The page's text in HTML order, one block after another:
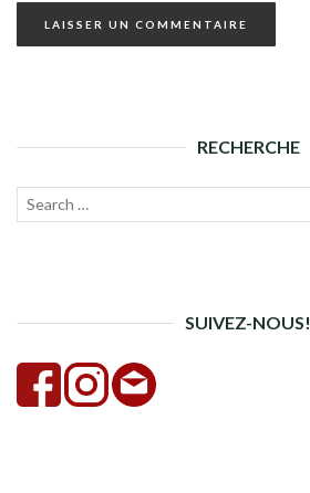
RECHERCHE
Recherche
SUIVEZ-NOUS!